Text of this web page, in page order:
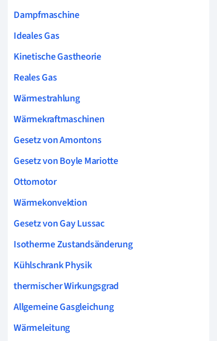
Dampfmaschine
Ideales Gas
Kinetische Gastheorie
Reales Gas
Wärmestrahlung
Wärmekraftmaschinen
Gesetz von Amontons
Gesetz von Boyle Mariotte
Ottomotor
Wärmekonvektion
Gesetz von Gay Lussac
Isotherme Zustandsänderung
Kühlschrank Physik
thermischer Wirkungsgrad
Allgemeine Gasgleichung
Wärmeleitung